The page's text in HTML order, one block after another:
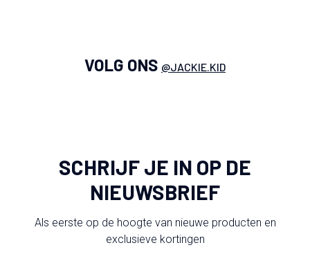
VOLG ONS @JACKIE.KID
SCHRIJF JE IN OP DE
NIEUWSBRIEF
Als eerste op de hoogte van nieuwe producten en
exclusieve kortingen